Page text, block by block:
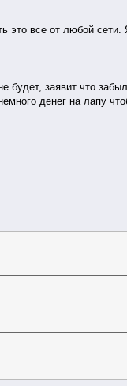
это все от любой
будет, заявит что
денег на лапу